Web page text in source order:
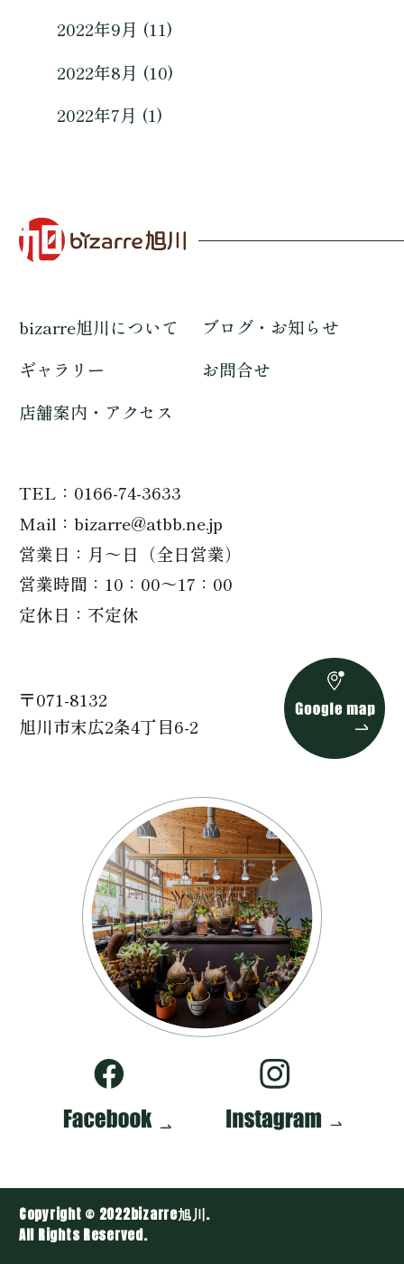
2022年9月 (11)
2022年8月 (10)
2022年7月 (1)
bizarre旭川について
ブログ・お知らせ
ギャラリー
お問合せ
店舗案内・アクセス
TEL
0166-74-3633
Mail
bizarre@atbb.ne.jp
営業日
月～日（全日営業）
営業時間
10：00～17：00
定休日
不定休
〒071-8132
旭川市末広2条4丁目6-2
Copyright © 2022bizarre旭川.
All Rights Reserved.